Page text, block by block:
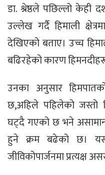
डा. श्रेष्ठले पछिल्लो केही
उल्लेख गर्दै हिमाली
देखिएको बताए। उच्च
बढिरहेको कारण
उनका अनुसार
छ,अहिले पहिलेको जस्तो
घट्दै गएको छ भने
हुने क्रम बढेको छ।
जीविकोपार्जनमा प्रत्यक्ष